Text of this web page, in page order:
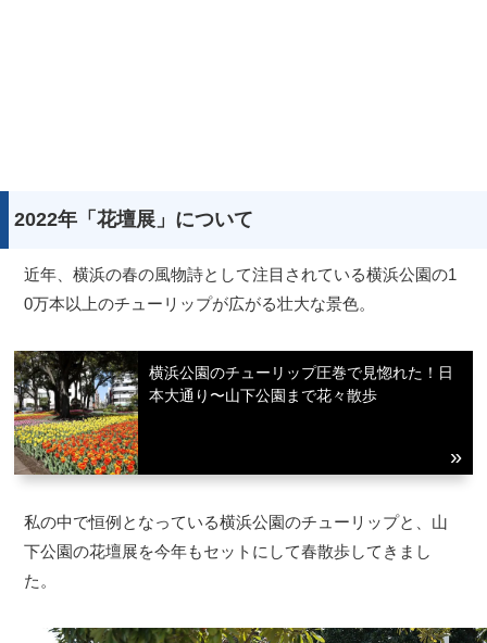
2022年「花壇展」について
近年、横浜の春の風物詩として注目されている横浜公園の1
0万本以上のチューリップが広がる壮大な景色。
横浜公園のチューリップ圧巻で見惚れた！日
本大通り〜山下公園まで花々散歩
私の中で恒例となっている横浜公園のチューリップと、山
下公園の花壇展を今年もセットにして春散歩してきまし
た。